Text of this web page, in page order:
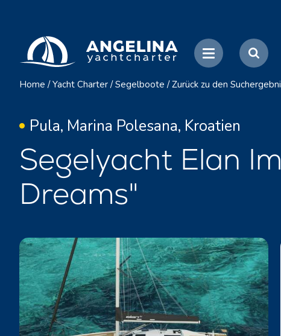
Home / Yacht Charter / Segelboote / Zurück zu den
Pula, Marina Polesana, Kroatien
Segelyacht Elan
Dreams"